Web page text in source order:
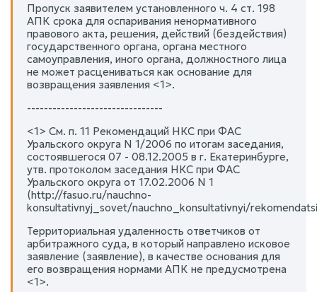
Пропуск заявителем установленного ч. 4 ст. 198
АПК срока для оспаривания ненормативного
правового акта, решения, действий (бездействия)
государственного органа, органа местного
самоуправления, иного органа, должностного лица
не может расцениваться как основание для
возвращения заявления <1>.
--------------------------------
<1> См. п. 11 Рекомендаций НКС при ФАС
Уральского округа N 1/2006 по итогам заседания,
состоявшегося 07 - 08.12.2005 в г. Екатеринбурге,
утв. протоколом заседания НКС при ФАС
Уральского округа от 17.02.2006 N 1
(http://fasuo.ru/nauchno-
konsultativnyj_sovet/nauchno_konsultativnyi/
Территориальная удаленность ответчиков от
арбитражного суда, в который направлено исковое
заявление (заявление), в качестве основания для
его возвращения нормами АПК не предусмотрена
<1>.